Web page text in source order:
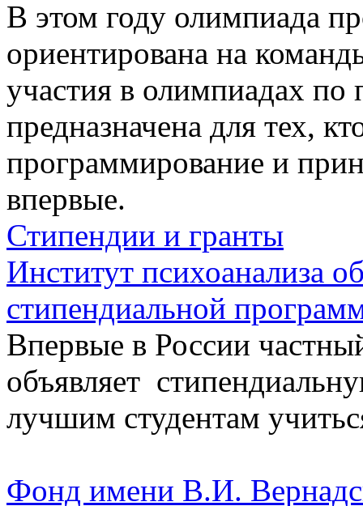
В этом году олимпиада
ориентирована на
участия в олимпиадах
предназначена для тех,
программирование и
впервые.
Стипендии и гранты
Институт психоанализа
стипендиальной
Впервые в России
объявляет
лучшим студентам
Фонд имени В.И.